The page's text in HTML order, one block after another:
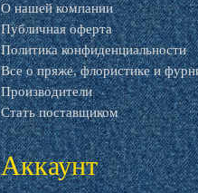
О нашей компании
Публичная оферта
Политика конфиденциальности
Все о пряже, флористике и
Производители
Стать поставщиком
Аккаунт